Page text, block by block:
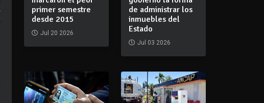
primer semestre
desde 2015
Jul 20 2026
de administrar los
inmuebles del
Estado
Jul 03 2026